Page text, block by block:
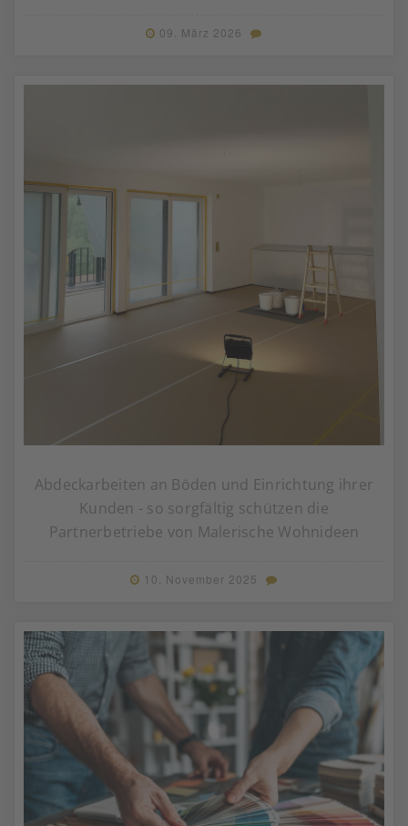
09. März 2026
Abdeckarbeiten an Böden und Einrichtung ihrer
Kunden - so sorgfältig schützen die
Partnerbetriebe von Malerische Wohnideen
10. November 2025